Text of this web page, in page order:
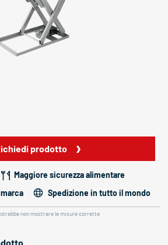
prodotto
Maggiore sicurezza alimentare
Spedizione in tutto il mondo
non mostrare le misure corrette